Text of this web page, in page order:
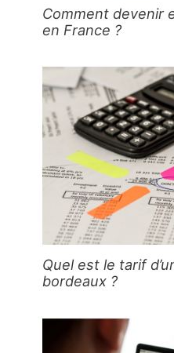
Comment devenir
en France ?
Quel est le tarif
bordeaux ?